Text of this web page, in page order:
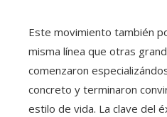
Este movimiento también
misma línea que otras
comenzaron
concreto y terminaron
estilo de vida. La clave del